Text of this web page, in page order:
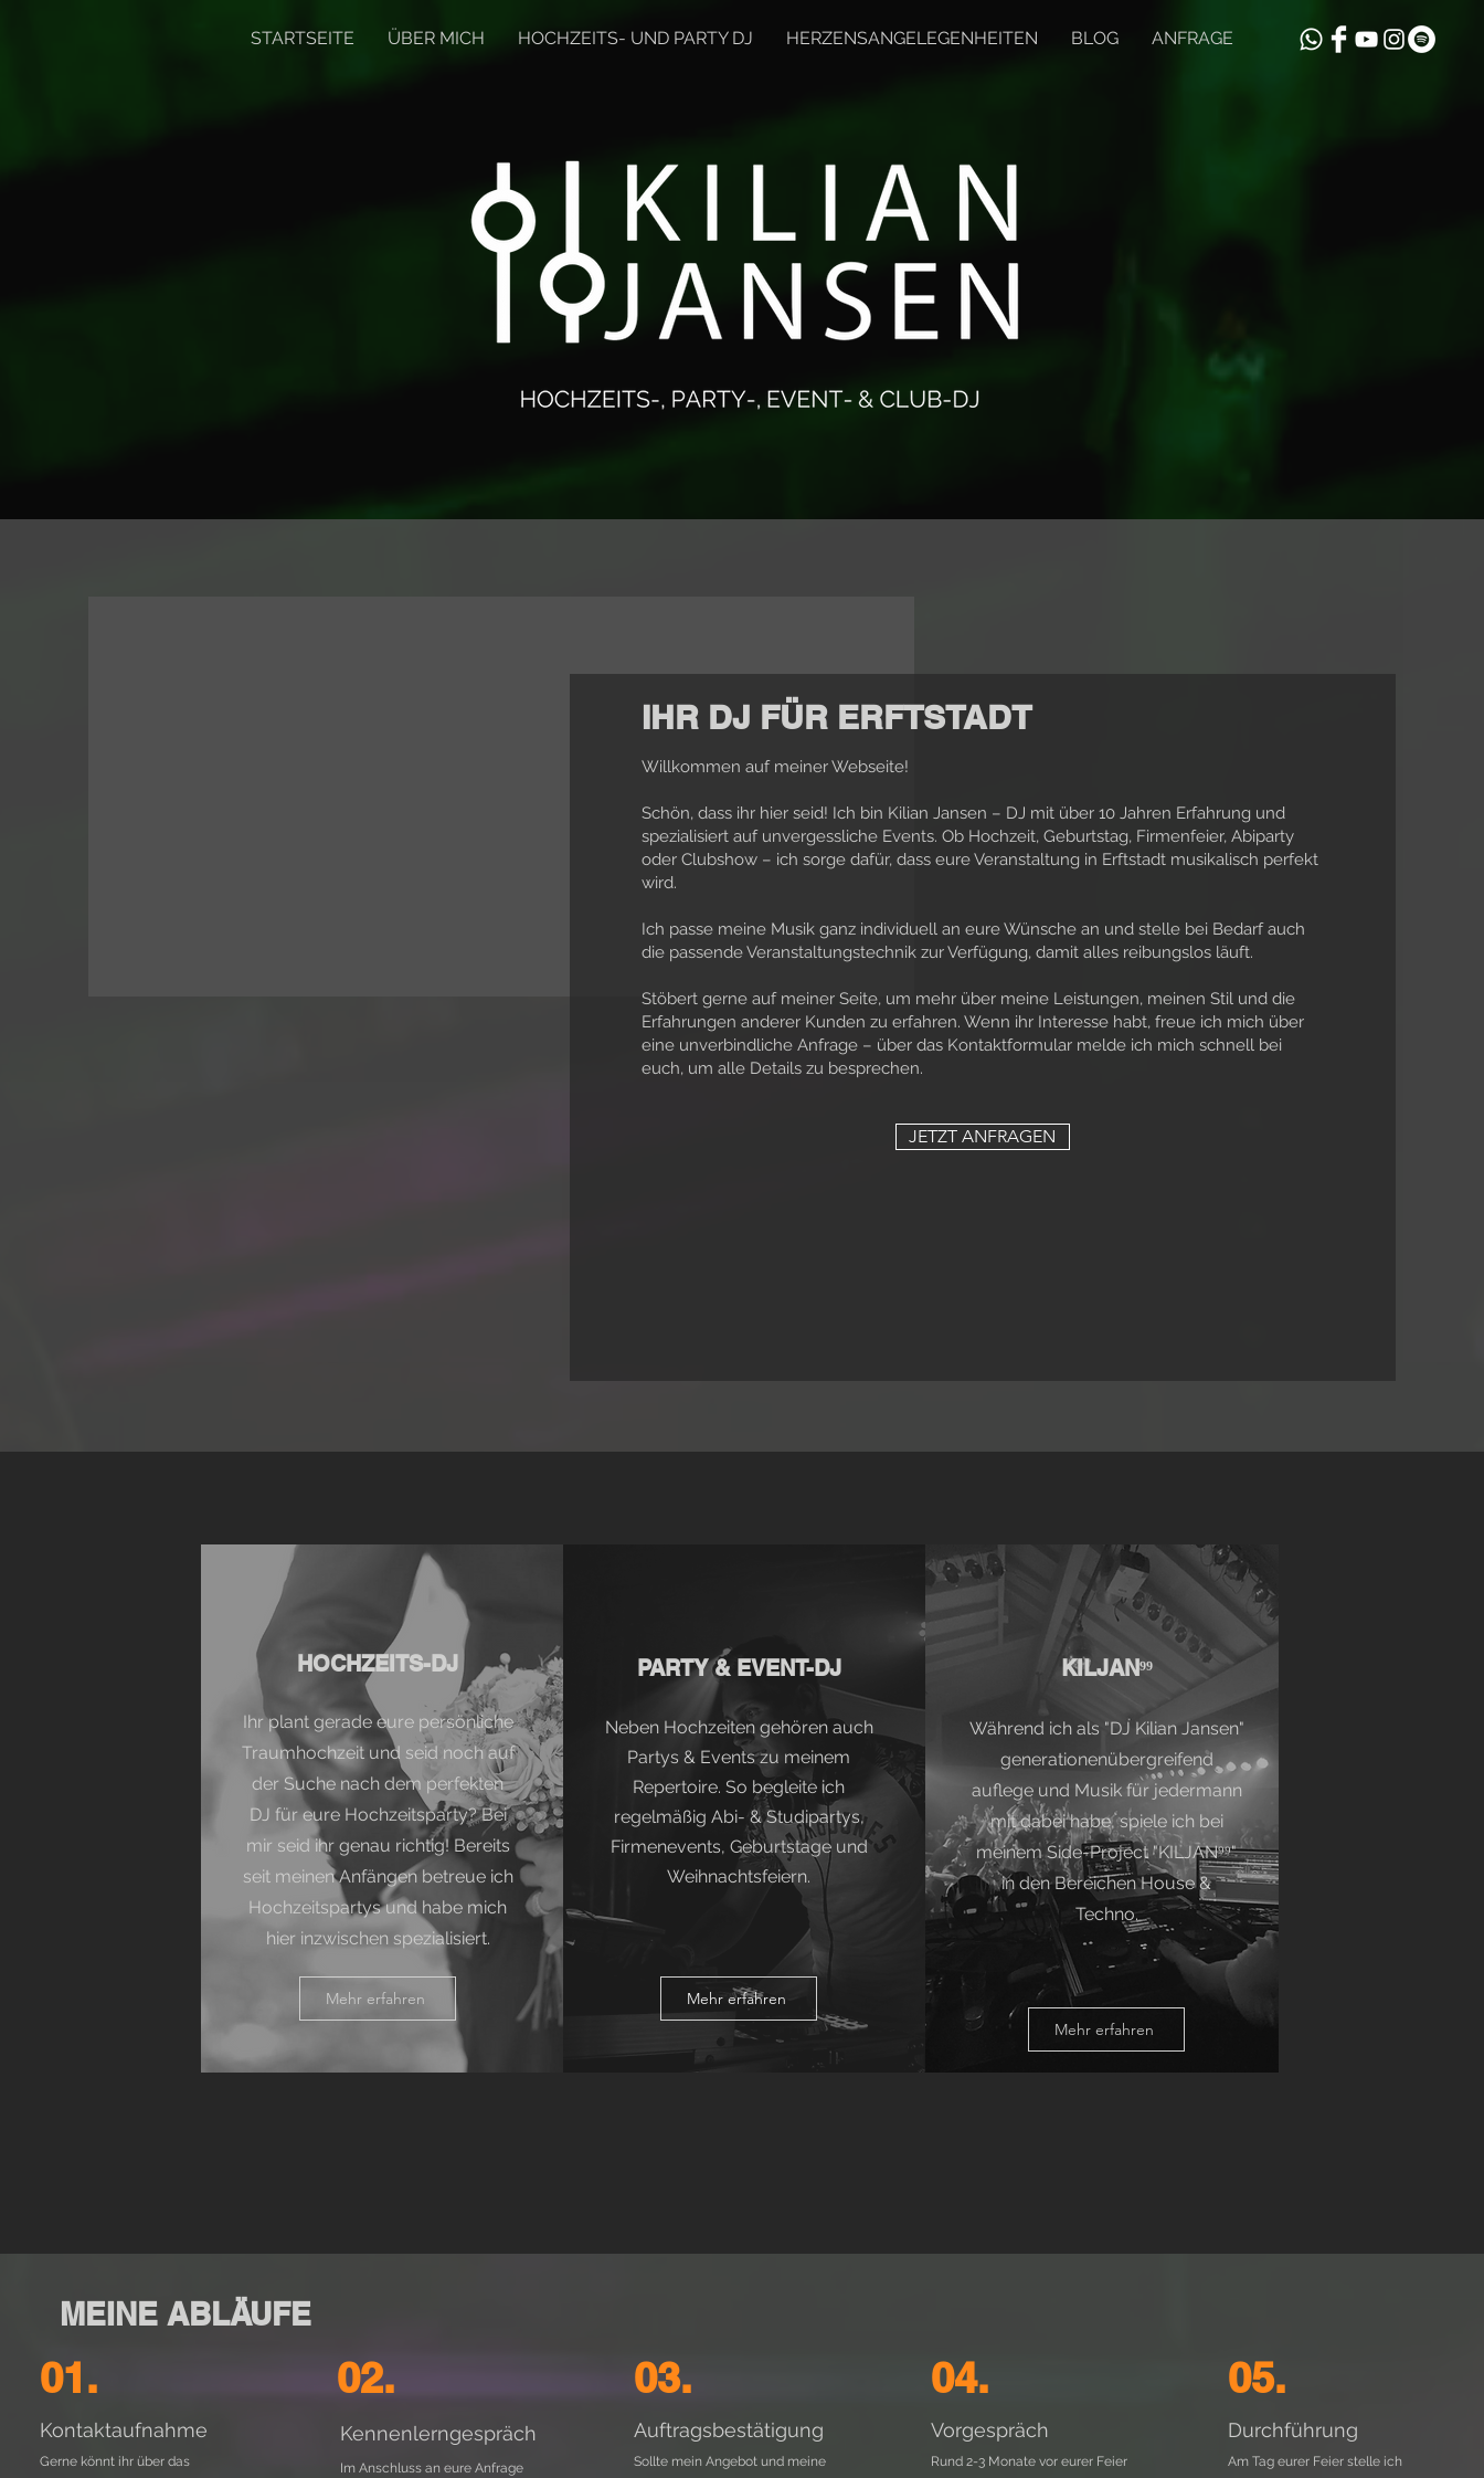
STARTSEITE ÜBER MICH HOCHZEITS- UND PARTY DJ HERZENSANGELEGENHEITEN BLOG ANFRAGE
IHR DJ FÜR ERFTSTADT
Willkommen auf meiner Webseite!
Schön, dass ihr hier seid! Ich bin Kilian Jansen – DJ mit über 10 Jahren Erfahrung und
spezialisiert auf unvergessliche Events. Ob Hochzeit, Geburtstag, Firmenfeier, Abiparty
oder Clubshow – ich sorge dafür, dass eure Veranstaltung in Erftstadt musikalisch perfekt
wird.
Ich passe meine Musik ganz individuell an eure Wünsche an und stelle bei Bedarf auch
die passende Veranstaltungstechnik zur Verfügung, damit alles reibungslos läuft.
Stöbert gerne auf meiner Seite, um mehr über meine Leistungen, meinen Stil und die
Erfahrungen anderer Kunden zu erfahren. Wenn ihr Interesse habt, freue ich mich über
eine unverbindliche Anfrage – über das Kontaktformular melde ich mich schnell bei
euch, um alle Details zu besprechen.
JETZT ANFRAGEN
HOCHZEITS-DJ
Ihr plant gerade eure persönliche
Traumhochzeit und seid noch auf
der Suche nach dem perfekten
DJ für eure Hochzeitsparty? Bei
mir seid ihr genau richtig! Bereits
seit meinen Anfängen betreue ich
Hochzeitspartys und habe mich
hier inzwischen spezialisiert.
Mehr erfahren
PARTY & EVENT-DJ
Neben Hochzeiten gehören auch
Partys & Events zu meinem
Repertoire. So begleite ich
regelmäßig Abi- & Studipartys,
Firmenevents, Geburtstage und
Weihnachtsfeiern.
Mehr erfahren
KILJAN⁹⁹
Während ich als "DJ Kilian Jansen"
generationenübergreifend
auflege und Musik für jedermann
mit dabei habe, spiele ich bei
meinem Side-Project "KILJAN⁹⁹"
in den Bereichen House &
Techno.
Mehr erfahren
MEINE ABLÄUFE
01.
Kontaktaufnahme
Gerne könnt ihr über das
02.
Kennenlerngespräch
Im Anschluss an eure Anfrage
03.
Auftragsbestätigung
Sollte mein Angebot und meine
04.
Vorgespräch
Rund 2-3 Monate vor eurer Feier
05.
Durchführung
Am Tag eurer Feier stelle ich